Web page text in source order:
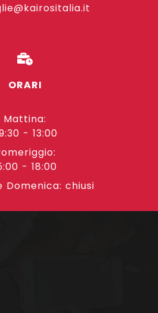
ORARI
Mattina:
- 13:00
- 18:00
Domenica: chiusi